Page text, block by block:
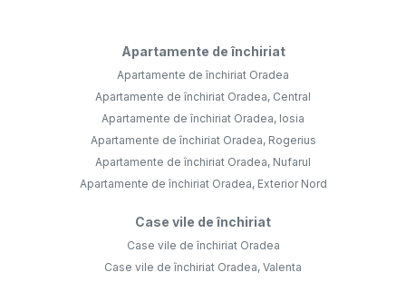
Apartamente de închiriat
Apartamente de închiriat Oradea
Apartamente de închiriat Oradea, Central
Apartamente de închiriat Oradea, Iosia
Apartamente de închiriat Oradea, Rogerius
Apartamente de închiriat Oradea, Nufarul
Apartamente de închiriat Oradea, Exterior Nord
Case vile de închiriat
Case vile de închiriat Oradea
Case vile de închiriat Oradea, Valenta